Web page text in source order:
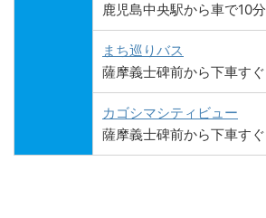
鹿児島中央駅から車で10分
まち巡りバス
薩摩義士碑前から下車すぐ
カゴシマシティビュー
薩摩義士碑前から下車すぐ